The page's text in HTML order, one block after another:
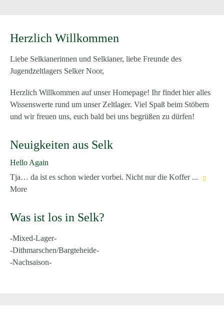
Herzlich Willkommen
Liebe Selkianerinnen und Selkianer, liebe Freunde des
Jugendzeltlagers Selker Noor,
Herzlich Willkommen auf unser Homepage! Ihr findet hier alles
Wissenswerte rund um unser Zeltlager. Viel Spaß beim Stöbern
und wir freuen uns, euch bald bei uns begrüßen zu dürfen!
Neuigkeiten aus Selk
Hello Again
Tja… da ist es schon wieder vorbei. Nicht nur die Koffer ...
More
Was ist los in Selk?
-Mixed-Lager-
-Dithmarschen/Bargteheide-
-Nachsaison-